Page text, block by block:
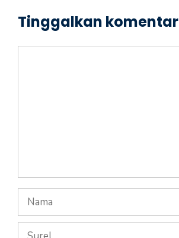
Tinggalkan komentar
Nama
Surel